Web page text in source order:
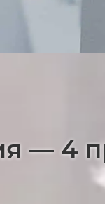
— 4